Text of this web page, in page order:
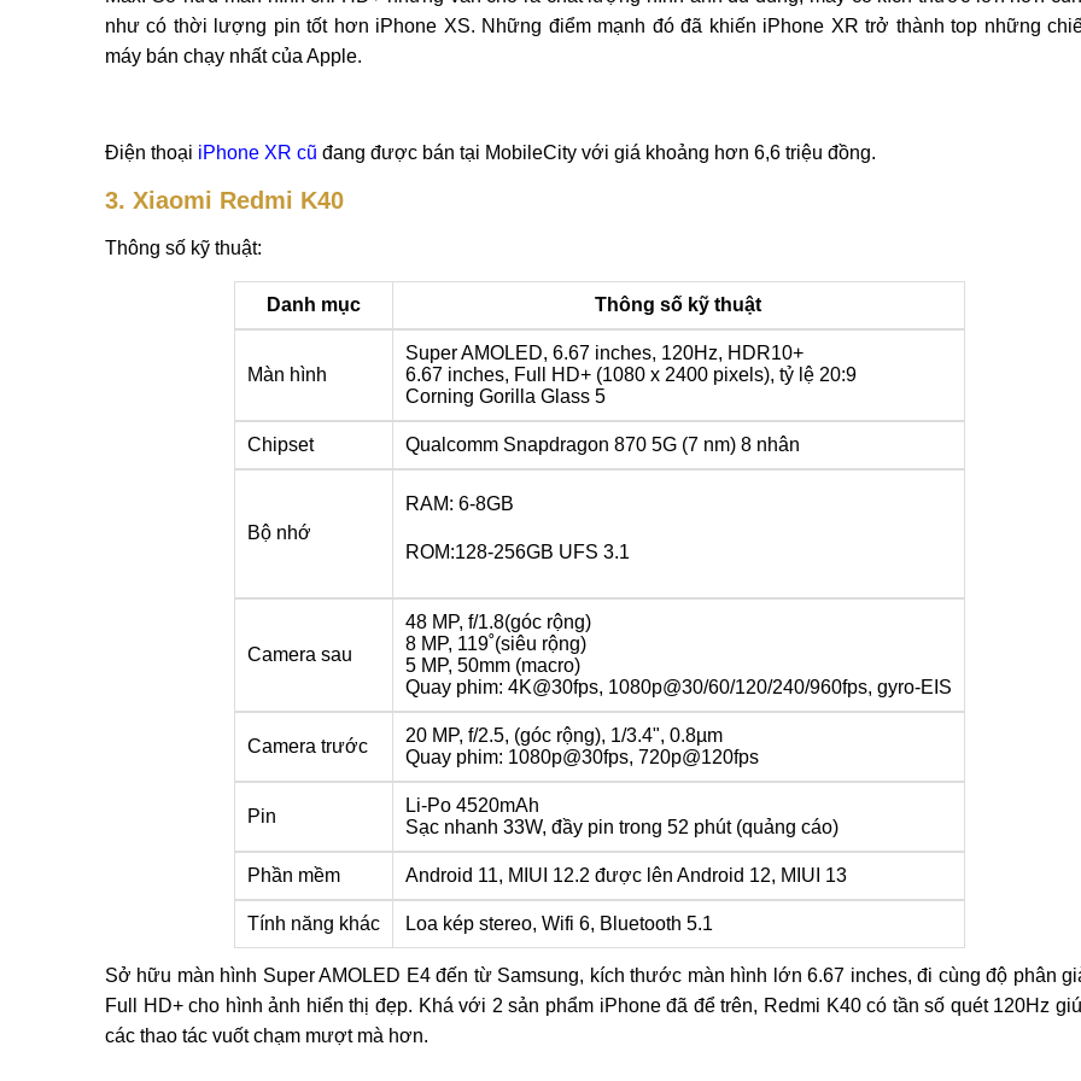
như có thời lượng pin tốt hơn iPhone XS. Những điểm mạnh đó đã khiến iPhone XR trở thành top những
máy bán chạy nhất của Apple.
Điện thoại iPhone XR cũ đang được bán tại MobileCity với giá khoảng hơn 6,6 triệu đồng.
3. Xiaomi Redmi K40
Thông số kỹ thuật:
Danh mục Thông số kỹ thuật
Màn hình
Super AMOLED, 6.67 inches, 120Hz, HDR10+
6.67 inches, Full HD+ (1080 x 2400 pixels), tỷ lệ 20:9
Corning Gorilla Glass 5
Chipset Qualcomm Snapdragon 870 5G (7 nm) 8 nhân
Bộ nhớ
RAM: 6-8GB
ROM:128-256GB UFS 3.1
Camera sau
48 MP, f/1.8(góc rộng)
8 MP, 119˚(siêu rộng)
5 MP, 50mm (macro)
Quay phim: 4K@30fps, 1080p@30/60/120/240/960fps, gyro-EIS
Camera trước
20 MP, f/2.5, (góc rộng), 1/3.4", 0.8µm
Quay phim: 1080p@30fps, 720p@120fps
Pin
Li-Po 4520mAh
Sạc nhanh 33W, đầy pin trong 52 phút (quảng cáo)
Phần mềm Android 11, MIUI 12.2 được lên Android 12, MIUI 13
Tính năng khác Loa kép stereo, Wifi 6, Bluetooth 5.1
Sở hữu màn hình Super AMOLED E4 đến từ Samsung, kích thước màn hình lớn 6.67 inches, đi cùng độ phân
Full HD+ cho hình ảnh hiển thị đẹp. Khá với 2 sản phẩm iPhone đã để trên, Redmi K40 có tần số quét 120Hz
các thao tác vuốt chạm mượt mà hơn.